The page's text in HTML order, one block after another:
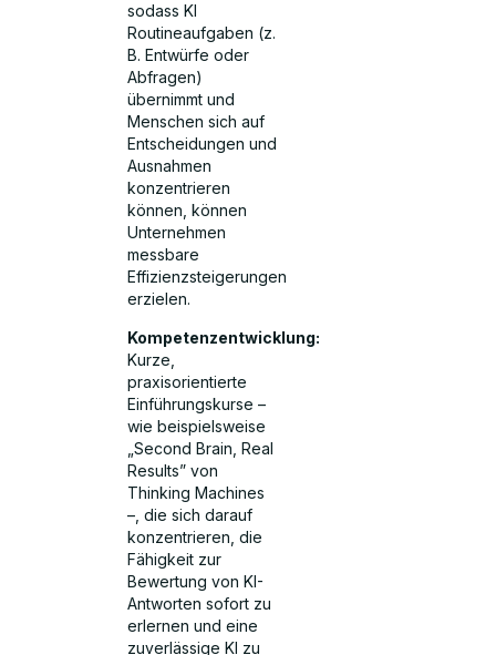
sodass KI
Routineaufgaben (z.
B. Entwürfe oder
Abfragen)
übernimmt und
Menschen sich auf
Entscheidungen und
Ausnahmen
konzentrieren
können, können
Unternehmen
messbare
Effizienzsteigerungen
erzielen.
Kompetenzentwicklung:
Kurze,
praxisorientierte
Einführungskurse –
wie beispielsweise
„Second Brain, Real
Results” von
Thinking Machines
–, die sich darauf
konzentrieren, die
Fähigkeit zur
Bewertung von KI-
Antworten sofort zu
erlernen und eine
zuverlässige KI zu